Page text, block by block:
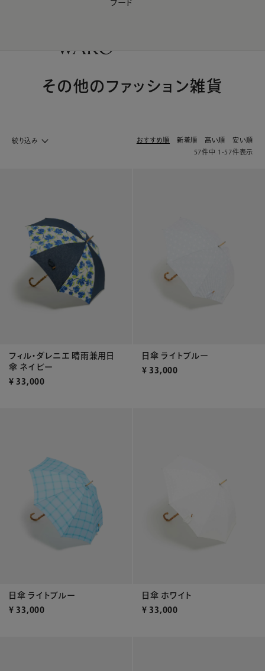
【会員様限定】夏のプレゼントキャンペーン開催中
フード
その他のファッション雑貨
おすすめ順 新着順 高い順
安い順
57件中 1 -57件表示
絞り込み
フィル・ダレニエ 晴雨兼用日
傘 ネイビー
¥ 33,000
日傘 ライトブルー
¥ 33,000
日傘 ライトブルー
¥ 33,000
日傘 ホワイト
¥ 33,000